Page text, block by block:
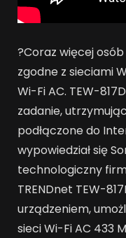
?Coraz więcej
zgodne z sieciami
Wi-Fi AC. TEW-
zadanie,
podłączone do
wypowiedział się
technologiczny
TRENDnet TEW-
urządzeniem,
sieci Wi-Fi AC 433